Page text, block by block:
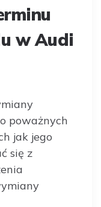
w Audi
poważnych
jak jego
się z